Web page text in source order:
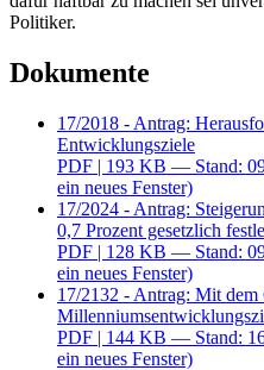
Politiker.
Dokumente
17/2018 - Antrag:
Entwicklungsziele
PDF | 193 KB — Stand:
ein neues Fenster)
17/2024 - Antrag:
0,7 Prozent gesetzlich
PDF | 128 KB — Stand:
ein neues Fenster)
17/2132 - Antrag: Mit
PDF | 144 KB — Stand:
ein neues Fenster)